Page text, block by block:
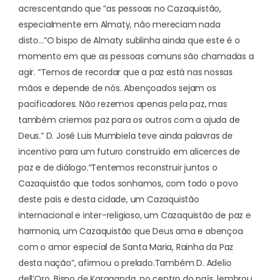
acrescentando que “as pessoas no Cazaquistão,
especialmente em Almaty, não mereciam nada
disto…”O bispo de Almaty sublinha ainda que este é o
momento em que as pessoas comuns são chamadas a
agir. “Temos de recordar que a paz está nas nossas
mãos e depende de nós. Abençoados sejam os
pacificadores. Não rezemos apenas pela paz, mas
também criemos paz para os outros com a ajuda de
Deus.” D. José Luis Mumbiela teve ainda palavras de
incentivo para um futuro construído em alicerces de
paz e de diálogo.“Tentemos reconstruir juntos o
Cazaquistão que todos sonhamos, com todo o povo
deste país e desta cidade, um Cazaquistão
internacional e inter-religioso, um Cazaquistão de paz e
harmonia, um Cazaquistão que Deus ama e abençoa
com o amor especial de Santa Maria, Rainha da Paz
desta nação”, afirmou o prelado.Também D. Adelio